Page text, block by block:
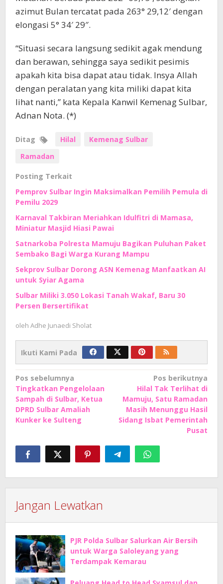
azimut Bulan tercatat pada 263° 29,12′ dengan
elongasi 5° 34′ 29″.
“Situasi secara langsung sedikit agak mendung
dan berawan, sehingga saya sedikit pesimis
apakah kita bisa dapat atau tidak. Insya Allah
dengan peralatan yang kita miliki dapat kita
lihat nanti,” kata Kepala Kanwil Kemenag Sulbar,
Adnan Nota. (*)
Ditag Hilal
Kemenag Sulbar
Ramadan
Posting Terkait
Pemprov Sulbar Ingin Maksimalkan Pemilih Pemula di
Pemilu 2029
Karnaval Takbiran Meriahkan Idulfitri di Mamasa,
Miniatur Masjid Hiasi Pawai
Satnarkoba Polresta Mamuju Bagikan Puluhan Paket
Sembako Bagi Warga Kurang Mampu
Sekprov Sulbar Dorong ASN Kemenag Manfaatkan AI
untuk Syiar Agama
Sulbar Miliki 3.050 Lokasi Tanah Wakaf, Baru 30
Persen Bersertifikat
oleh Adhe Junaedi Sholat
Ikuti Kami Pada
Navigasi
pos
Pos sebelumnya
Tingkatkan Pengelolaan
Sampah di Sulbar, Ketua
DPRD Sulbar Amaliah
Kunker ke Sulteng
Pos berikutnya
Hilal Tak Terlihat di
Mamuju, Satu Ramadan
Masih Menunggu Hasil
Sidang Isbat Pemerintah
Pusat
Jangan Lewatkan
PJR Polda Sulbar Salurkan Air Bersih
untuk Warga Saloleyang yang
Terdampak Kemarau